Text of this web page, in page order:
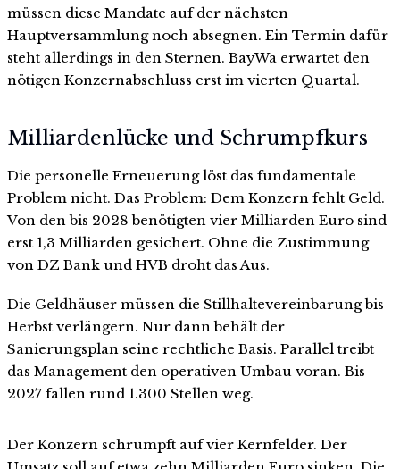
müssen diese Mandate auf der nächsten
Hauptversammlung noch absegnen. Ein Termin dafür
steht allerdings in den Sternen. BayWa erwartet den
nötigen Konzernabschluss erst im vierten Quartal.
Milliardenlücke und Schrumpfkurs
Die personelle Erneuerung löst das fundamentale
Problem nicht. Das Problem: Dem Konzern fehlt Geld.
Von den bis 2028 benötigten vier Milliarden Euro sind
erst 1,3 Milliarden gesichert. Ohne die Zustimmung
von DZ Bank und HVB droht das Aus.
Die Geldhäuser müssen die Stillhaltevereinbarung bis
Herbst verlängern. Nur dann behält der
Sanierungsplan seine rechtliche Basis. Parallel treibt
das Management den operativen Umbau voran. Bis
2027 fallen rund 1.300 Stellen weg.
Der Konzern schrumpft auf vier Kernfelder. Der